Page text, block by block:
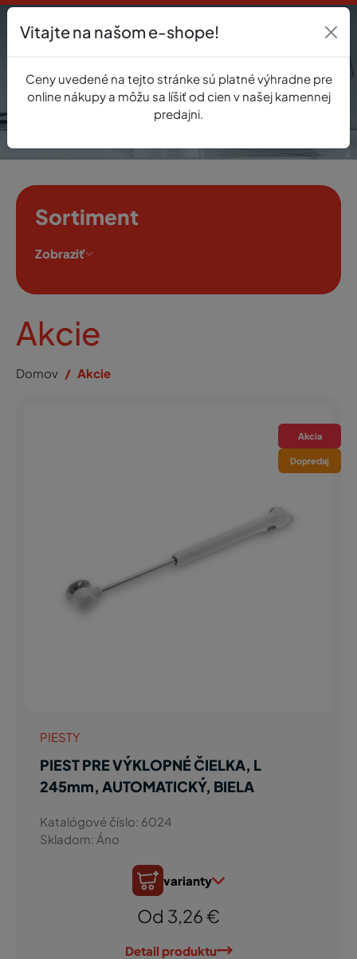
0
Sortiment
Zobraziť
Akcie
Domov Akcie
Akcia
Dopredaj
PIESTY
PIEST PRE VÝKLOPNÉ ČIELKA, L
245mm, AUTOMATICKÝ, BIELA
Katalógové číslo: 6024
Skladom: Áno
varianty
Od 3,26 €
Detail produktu
Vitajte na našom e-shope!
Ceny uvedené na tejto stránke sú platné výhradne pre
online nákupy a môžu sa líšiť od cien v našej kamennej
predajni.